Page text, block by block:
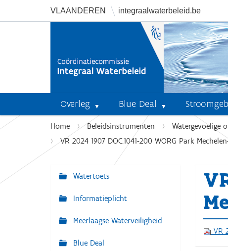
VLAANDEREN integraalwaterbeleid.be
Overleg Blue Deal
U
b
e
Home Beleidsinstrumenten Watergevoelige
VR 2024 1907 DOC.1041-200 WORG Park
VR
N
a
i
g
Watertoets
Informatieplicht
Meerlaagse Waterveiligheid
Blue Deal